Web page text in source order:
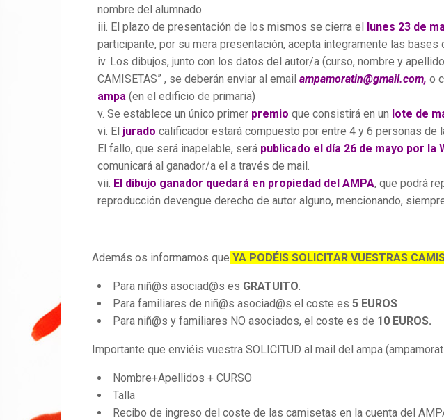
nombre del alumnado.
El plazo de presentación de los mismos se cierra el
lunes 23 de
participante, por su mera presentación, acepta íntegramente las bases
Los dibujos, junto con los datos del autor/a (curso, nombre y
CAMISETAS” , se deberán enviar al email ampamoratin@gmail.com, o
ampa (en el edificio de primaria)
Se establece un único primer premio que consistirá en un lote de
El jurado calificador estará compuesto por entre 4 y 6 personas de
El fallo, que será inapelable, será publicado el día 26 de mayo por la
comunicará al ganador/a el a través de mail.
El dibujo ganador quedará en propiedad del AMPA, que podrá
reproducción devengue derecho de autor alguno, mencionando,
Además os informamos que YA PODÉIS SOLICITAR VUESTRAS
Para niñ@s asociad@s es GRATUITO.
Para familiares de niñ@s asociad@s el coste es 5 EUROS
Para niñ@s y familiares NO asociados, el coste es de 10 EUROS.
Importante que enviéis vuestra SOLICITUD al mail del ampa
Nombre+Apellidos + CURSO
Talla
Recibo de ingreso del coste de las camisetas en la cuenta del